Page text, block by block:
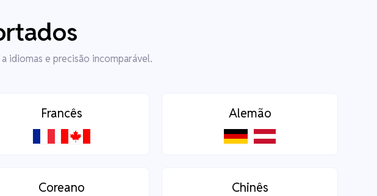
idiomas e precisão incomparável.
Francês Alemão
Coreano Chinês